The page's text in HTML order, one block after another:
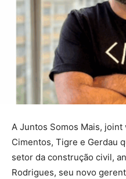
A Juntos Somos Mais,
Cimentos, Tigre e Gerdau
setor da construção civil,
Rodrigues, seu novo